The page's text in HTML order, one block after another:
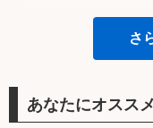
さ
あなたにオススメ